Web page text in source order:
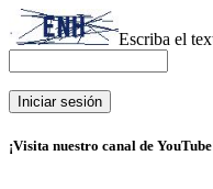
Escriba el
¡Visita nuestro canal de